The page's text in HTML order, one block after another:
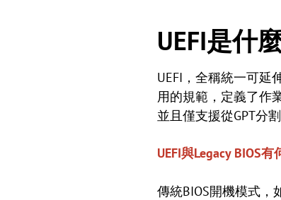
UEFI是什
UEFI，全稱統一可延
用的規範，定義了作
並且僅支援從GPT分
UEFI與Legacy BIOS有
傳統BIOS開機模式，